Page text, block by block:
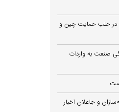
در جلب حمایت چین و
صنعت به واردات
و جاعلان اخبار